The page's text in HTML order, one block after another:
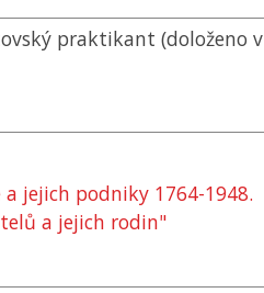
praktikant (doloženo v
jejich podniky 1764-1948.
a jejich rodin"